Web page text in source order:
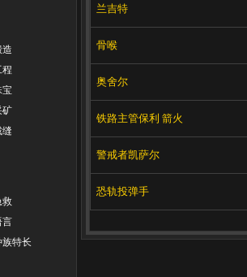
造
程
宝
矿
缝
救
言
族特长
兰吉特
骨喉
奥舍尔
铁路主管保利 箭火
警戒者凯萨尔
恐轨投弹手